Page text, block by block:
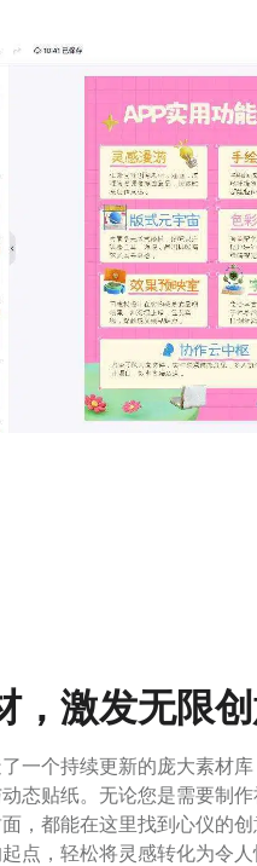
，激发无限
一个持续更新的庞大素材
态贴纸。无论您是需要制
，都能在这里找到心仪的
点，轻松将灵感转化为令人